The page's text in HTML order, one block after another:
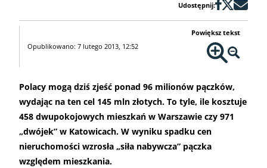
Udostępnij:
Opublikowano: 7 lutego 2013, 12:52
Powiększ tekst
Polacy mogą dziś zjeść ponad 96 milionów pączków,
wydając na ten cel 145 mln złotych. To tyle, ile kosztuje
458 dwupokojowych mieszkań w Warszawie czy 971
„dwójek” w Katowicach. W wyniku spadku cen
nieruchomości wzrosła „siła nabywcza” pączka
względem mieszkania.